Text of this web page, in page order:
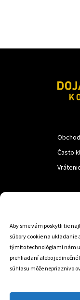
Aby sme vám poskytli tie
súbory cookie na ukladanie
týmito technológiami nám
prehliadaní alebo jedinečné
súhlasu môže nepriaznivo
Často
+421